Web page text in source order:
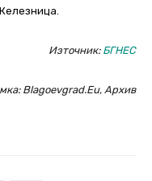
Източник: БГНЕС
Blagoevgrad.Eu, Архив